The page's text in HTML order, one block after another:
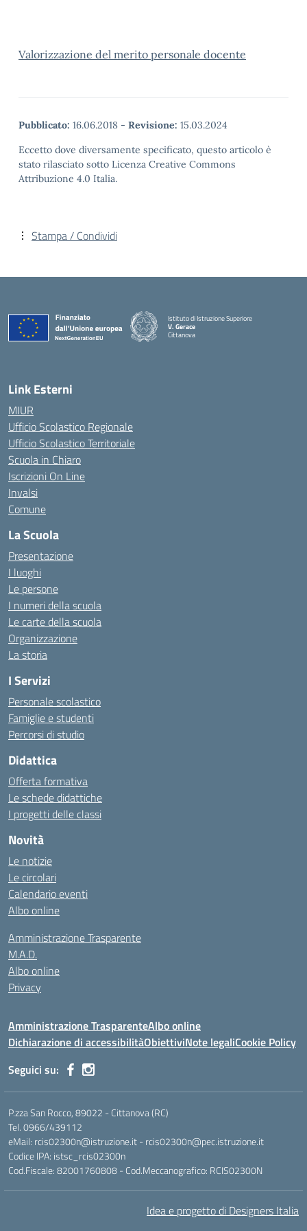
Valorizzazione del merito personale docente
Pubblicato: 16.06.2018 - Revisione: 15.03.2024
Eccetto dove diversamente specificato, questo articolo è
stato rilasciato sotto Licenza Creative Commons
Attribuzione 4.0 Italia.
Stampa / Condividi
Istituto di Istruzione Superiore
V. Gerace
Cittanova
Link Esterni
MIUR
Ufficio Scolastico Regionale
Ufficio Scolastico Territoriale
Scuola in Chiaro
Iscrizioni On Line
Invalsi
Comune
La Scuola
Presentazione
I luoghi
Le persone
I numeri della scuola
Le carte della scuola
Organizzazione
La storia
I Servizi
Personale scolastico
Famiglie e studenti
Percorsi di studio
Didattica
Offerta formativa
Le schede didattiche
I progetti delle classi
Novità
Le notizie
Le circolari
Calendario eventi
Albo online
Amministrazione Trasparente
M.A.D.
Albo online
Privacy
Amministrazione TrasparenteAlbo online
Dichiarazione di accessibilitàObiettiviNote legaliCookie Policy
Seguici su:
P.zza San Rocco, 89022 - Cittanova (RC)
Tel. 0966/439112
eMail: rcis02300n@istruzione.it - rcis02300n@pec.istruzione.it
Codice IPA: istsc_rcis02300n
Cod.Fiscale: 82001760808 - Cod.Meccanografico: RCIS02300N
Idea e progetto di Designers Italia